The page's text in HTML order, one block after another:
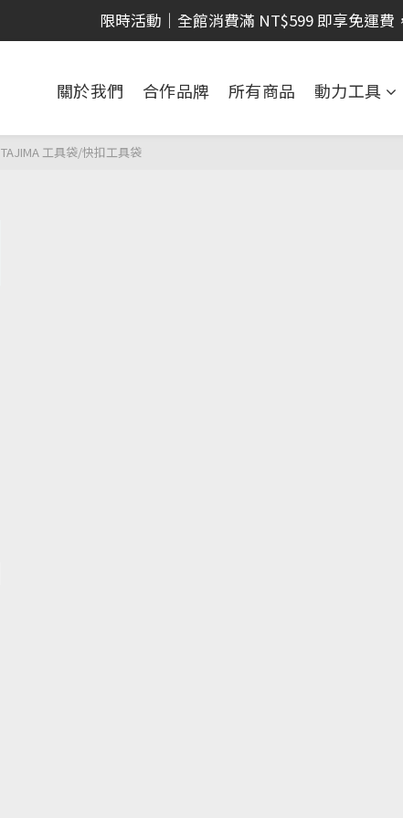
限時活動｜全館消費滿 NT$599 即享免運
限時活動｜全館消費滿 NT$599 即享免運
🔨 電動工具熱銷中！馬力強勁，助
限時活動｜全館消費滿 NT$599 即享免運費
關於我們 合作品牌 所有商品 動力工具
TAJIMA 工具袋/快扣工具袋